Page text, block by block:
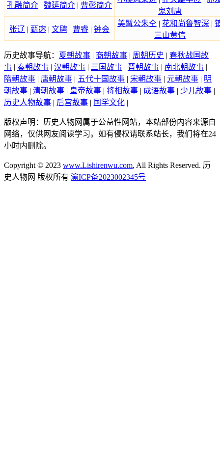
孔融简介 | 魏延简介 | 曹彰简介
鬼刘唐
张辽 | 甄宓 | 文聘 | 曹睿 | 钟会
美髯公朱仝 | 花和尚鲁智深 |
三山黄信
历史故事导航： 夏朝故事 | 商朝故事 | 周朝历史 | 春秋战国故
事 | 秦朝故事 | 汉朝故事 | 三国故事 | 晋朝故事 | 南北朝故事 |
隋朝故事 | 唐朝故事 | 五代十国故事 | 宋朝故事 | 元朝故事 | 明
朝故事 | 清朝故事 | 皇帝故事 | 将相故事 | 成语故事 | 少儿故事 |
历史人物故事 | 后宫故事 | 国学文化 |
版权声明：历史人物网属于公益性网站，本站部份内容来源自
网络，仅供网友阅读学习。如有侵权请联系站长，我们将在24
小时内删除。
Copyright © 2023 www.Lishirenwu.com, All Rights Reserved. 历
史人物网 版权所有 渝ICP备2023002345号